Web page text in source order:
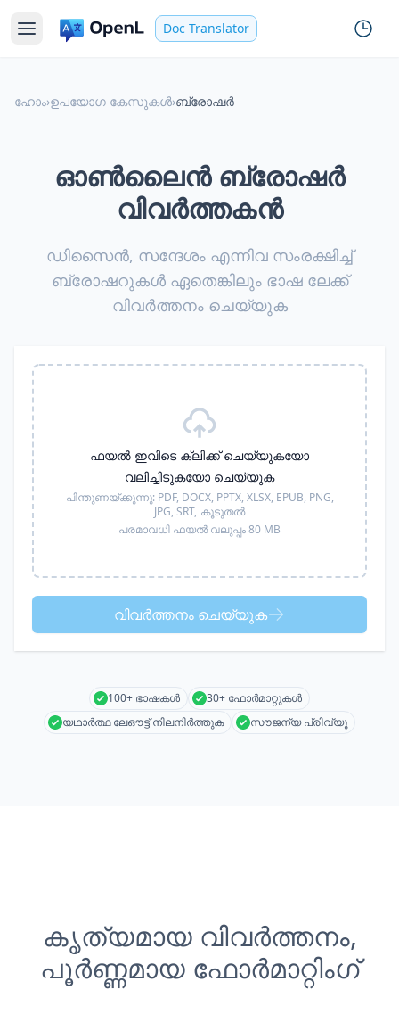
Doc Translator
ഹോം›ഉപയോഗ കേസുകൾ›ബ്രോഷർ
ഓൺലൈൻ ബ്രോഷർ
വിവർത്തകൻ
ഡിസൈൻ, സന്ദേശം എന്നിവ സംരക്ഷിച്ച്
ബ്രോഷറുകൾ ഏതെങ്കിലും ഭാഷ ലേക്ക്
വിവർത്തനം ചെയ്യുക
ഫയൽ ഇവിടെ ക്ലിക്ക് ചെയ്യുകയോ
വലിച്ചിടുകയോ ചെയ്യുക
പിന്തുണയ്ക്കുന്നു: PDF, DOCX, PPTX, XLSX, EPUB, PNG,
JPG, SRT, കൂടുതൽ
പരമാവധി ഫയൽ വലുപ്പം 80 MB
വിവർത്തനം ചെയ്യുക
100+ ഭാഷകൾ
30+ ഫോർമാറ്റുകൾ
യഥാർത്ഥ ലേഔട്ട് നിലനിർത്തുക
സൗജന്യ പ്രിവ്യൂ
കൃത്യമായ വിവർത്തനം,
പൂർണ്ണമായ ഫോർമാറ്റിംഗ്